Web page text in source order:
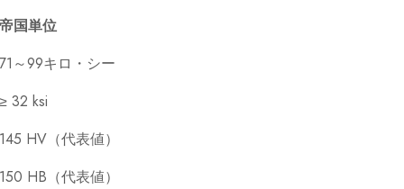
帝国単位
71～99キロ・シー
≥ 32 ksi
145 HV（代表値）
150 HB（代表値）